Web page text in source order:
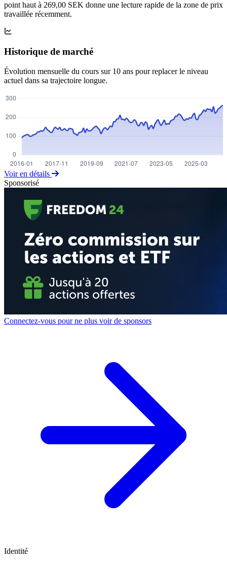
point haut à 269,00 SEK donne une lecture rapide de la zone de prix
travaillée récemment.
Historique de marché
Évolution mensuelle du cours sur 10 ans pour replacer le niveau
actuel dans sa trajectoire longue.
Voir en détails
Sponsorisé
Connectez-vous pour ne plus voir de sponsors
Identité